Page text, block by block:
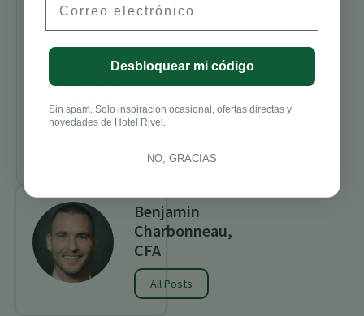
Mejores
Alojamientos
para
Avistamiento
Aventura en
Benjamin
Charbonneau,
CFA
All Posts
Desbloquear mi código
Sin spam. Solo inspiración ocasional, ofertas directas y
novedades de Hotel Rivel.
NO, GRACIAS